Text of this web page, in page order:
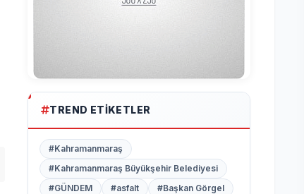
TREND ETIKETLER
#Kahramanmaraş
#Kahramanmaraş Büyükşehir Belediyesi
#GÜNDEM
#asfalt
#Başkan Görgel